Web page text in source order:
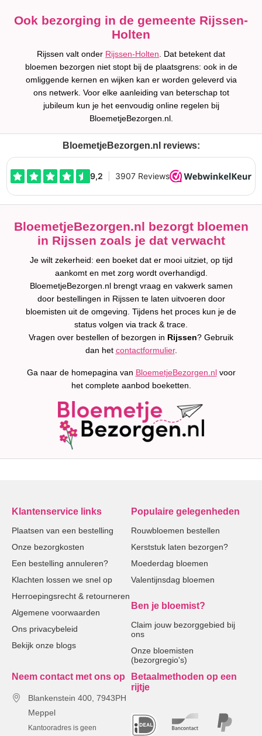
Ook bezorging in de gemeente Rijssen-
Holten
Rijssen valt onder Rijssen-Holten . Dat betekent dat
bloemen bezorgen niet stopt bij de plaatsgrens: ook in de
omliggende kernen en wijken kan er worden geleverd via
ons netwerk. Voor elke aanleiding van beterschap tot
jubileum kun je het eenvoudig online regelen bij
BloemetjeBezorgen.nl.
BloemetjeBezorgen.nl reviews:
BloemetjeBezorgen.nl bezorgt bloemen
in Rijssen zoals je dat verwacht
Je wilt zekerheid: een boeket dat er mooi uitziet, op tijd
aankomt en met zorg wordt overhandigd.
BloemetjeBezorgen.nl brengt vraag en vakwerk samen
door bestellingen in Rijssen te laten uitvoeren door
bloemisten uit de omgeving. Tijdens het proces kun je de
status volgen via track & trace.
Vragen over bestellen of bezorgen in Rijssen? Gebruik
dan het contactformulier.
Ga naar de homepagina van BloemetjeBezorgen.nlvoor
het complete aanbod boeketten.
Klantenservice links
Plaatsen van een bestelling
Onze bezorgkosten
Een bestelling annuleren?
Klachten lossen we snel op
Herroepingsrecht & retourneren
Algemene voorwaarden
Ons privacybeleid
Bekijk onze blogs
Populaire gelegenheden
Rouwbloemen bestellen
Kerststuk laten bezorgen?
Moederdag bloemen
Valentijnsdag bloemen
Ben je bloemist?
Claim jouw bezorggebied bij
ons
Onze bloemisten
(bezorgregio's)
Neem contact met ons op
Blankenstein 400, 7943PH
Meppel
Kantooradres is geen
Betaalmethoden op een
rijtje